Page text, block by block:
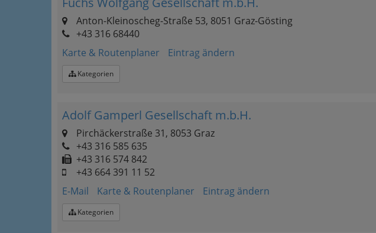
Anton-Kleinoscheg-Straße 53, 8051 Graz-Gösting
+43 316 68440
Karte & Routenplaner
Eintrag ändern
Kategorien
Adolf Gamperl Gesellschaft m.b.H.
Pirchäckerstraße 31, 8053 Graz
+43 316 585 635
+43 316 574 842
+43 664 391 11 52
E-Mail
Karte & Routenplaner Eintrag ändern
Kategorien